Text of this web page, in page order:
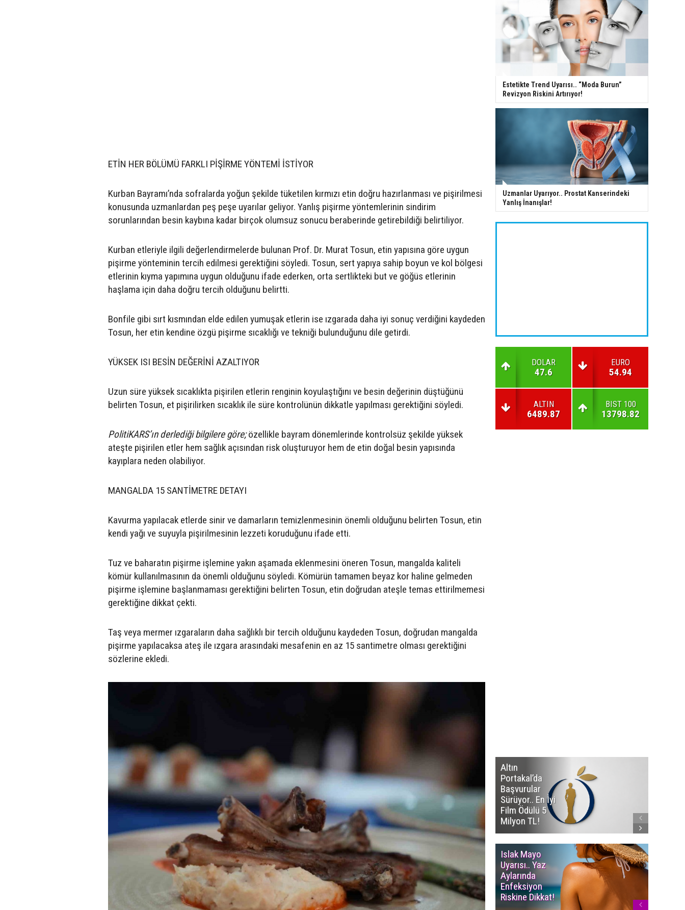
ETİN HER BÖLÜMÜ FARKLI PİŞİRME YÖNTEMİ İSTİYOR
Kurban Bayramı’nda sofralarda yoğun şekilde tüketilen kırmızı etin doğru hazırlanması ve pişirilmesi
konusunda uzmanlardan peş peşe uyarılar geliyor. Yanlış pişirme yöntemlerinin sindirim
sorunlarından besin kaybına kadar birçok olumsuz sonucu beraberinde getirebildiği belirtiliyor.
Kurban etleriyle ilgili değerlendirmelerde bulunan Prof. Dr. Murat Tosun, etin yapısına göre uygun
pişirme yönteminin tercih edilmesi gerektiğini söyledi. Tosun, sert yapıya sahip boyun ve kol bölgesi
etlerinin kıyma yapımına uygun olduğunu ifade ederken, orta sertlikteki but ve göğüs etlerinin
haşlama için daha doğru tercih olduğunu belirtti.
Bonfile gibi sırt kısmından elde edilen yumuşak etlerin ise ızgarada daha iyi sonuç verdiğini kaydeden
Tosun, her etin kendine özgü pişirme sıcaklığı ve tekniği bulunduğunu dile getirdi.
YÜKSEK ISI BESİN DEĞERİNİ AZALTIYOR
Uzun süre yüksek sıcaklıkta pişirilen etlerin renginin koyulaştığını ve besin değerinin düştüğünü
belirten Tosun, et pişirilirken sıcaklık ile süre kontrolünün dikkatle yapılması gerektiğini söyledi.
PolitiKARS’ın derlediği bilgilere göre;özellikle bayram dönemlerinde kontrolsüz şekilde yüksek
ateşte pişirilen etler hem sağlık açısından risk oluşturuyor hem de etin doğal besin yapısında
kayıplara neden olabiliyor.
MANGALDA 15 SANTİMETRE DETAYI
Kavurma yapılacak etlerde sinir ve damarların temizlenmesinin önemli olduğunu belirten Tosun, etin
kendi yağı ve suyuyla pişirilmesinin lezzeti koruduğunu ifade etti.
Tuz ve baharatın pişirme işlemine yakın aşamada eklenmesini öneren Tosun, mangalda kaliteli
kömür kullanılmasının da önemli olduğunu söyledi. Kömürün tamamen beyaz kor haline gelmeden
pişirme işlemine başlanmaması gerektiğini belirten Tosun, etin doğrudan ateşle temas ettirilmemesi
gerektiğine dikkat çekti.
Taş veya mermer ızgaraların daha sağlıklı bir tercih olduğunu kaydeden Tosun, doğrudan mangalda
pişirme yapılacaksa ateş ile ızgara arasındaki mesafenin en az 15 santimetre olması gerektiğini
sözlerine ekledi.
Estetikte Trend Uyarısı.. “Moda Burun”
Revizyon Riskini Artırıyor!
Uzmanlar Uyarıyor.. Prostat Kanserindeki
Yanlış İnanışlar!
DOLAR
47.6
EURO
54.94
ALTIN
6489.87
BIST 100
13798.82
Altın
Portakal’da
Başvurular
Sürüyor.. En İyi
Film Ödülü 5
Milyon TL!
Islak Mayo
Uyarısı.. Yaz
Aylarında
Enfeksiyon
Riskine Dikkat!